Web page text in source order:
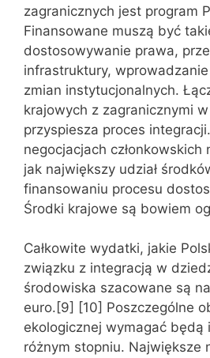
zagranicznych jest program
Finansowane muszą być
dostosowywanie prawa,
infrastruktury,
zmian instytucjonalnych.
krajowych z zagranicznymi
przyspiesza proces
negocjacjach członkowskich
jak największy udział
finansowaniu procesu
Środki krajowe są bowiem
Całkowite wydatki, jakie
związku z integracją w
środowiska szacowane są
euro.[9] [10] Poszczególne
ekologicznej wymagać będą
różnym stopniu. Największe